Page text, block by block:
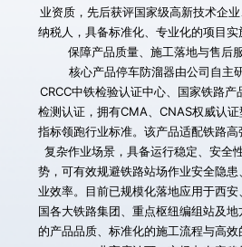
业资质，先后获评国家级高新技术企
纳税人，具备标准化、专业化的项目
保障产品质量、施工落地与售后
CRCC中铁检验认证中心、国家铁路
检测认证，拥有CMA、CNAS权威认
指标领跑行业标准。该产品适配铁路
复杂作业场景，具备运行稳定、安全
势，可有效规避铁路站场作业安全隐
业效率。目前已规模化落地应用于西
国各大铁路集团、重点枢纽编组站及
的产品品质、标准化的施工流程与高